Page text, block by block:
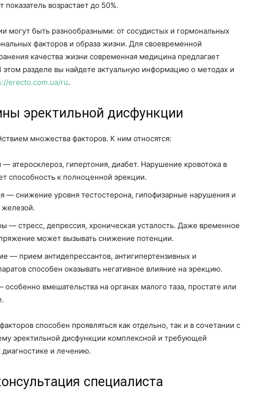
показатель возрастает до 50%.
могут быть разнообразными: от сосудистых и гормональных
факторов и образа жизни. Для своевременной
качества жизни современная медицина предлагает
разделе вы найдете актуальную информацию о методах и
erecto.com.ua/ru.
эректильной дисфункции
множества факторов. К ним относятся:
атеросклероз, гипертония, диабет. Нарушение кровотока в
способность к полноценной эрекции.
— снижение уровня тестостерона, гипофизарные нарушения и
— стресс, депрессия, хроническая усталость. Даже временное
может вызывать снижение потенции.
— прием антидепрессантов, антигипертензивных и
способен оказывать негативное влияние на эрекцию.
вмешательства на органах малого таза, простате или
способен проявляться как отдельно, так и в сочетании с
эректильной дисфункции комплексной и требующей
диагностике и лечению.
специалиста